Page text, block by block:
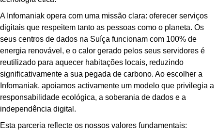
A Infomaniak opera com uma missão clara: oferecer serviços
digitais que respeitem tanto as pessoas como o planeta. Os
seus centros de dados na Suíça funcionam com 100% de
energia renovável , e o calor gerado pelos seus servidores é
reutilizado para aquecer habitações locais, reduzindo
significativamente a sua pegada de carbono. Ao escolher a
Infomaniak, apoiamos activamente um modelo que privilegia a
responsabilidade ecológica, a soberania de dados e a
independência digital .
Esta parceria reflecte os nossos valores fundamentais: